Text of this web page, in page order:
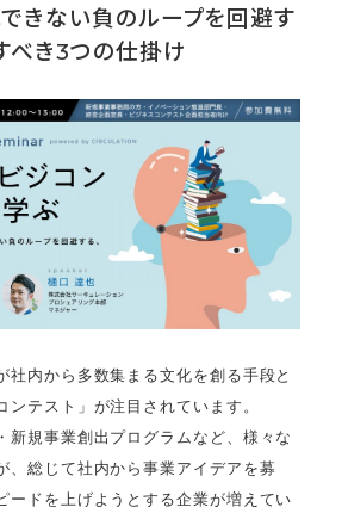
きない負のループを回避す
べき3つの仕掛け
社内から多数集まる文化を創る手段と
ンテスト」が注目されています。
新規事業創出プログラムなど、様々な
、総じて社内から事業アイデアを募
ードを上げようとする企業が増えてい